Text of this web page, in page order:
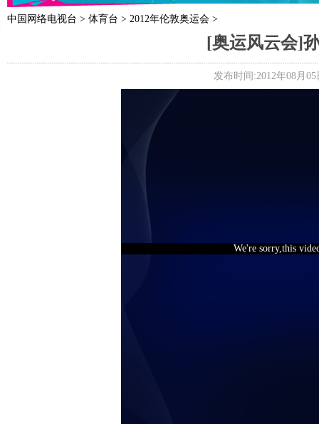
中国网络电视台 > 体育台 > 2012年伦敦奥运会 >
[奥运风云会]
发布时间:2012年08月
We're sorry,this